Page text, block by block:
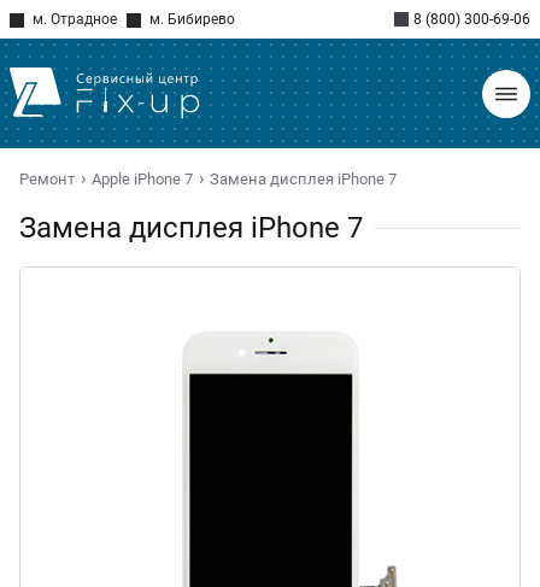
м. Отрадное м. Бибирево 8 (800) 300-69-06
Ремонт Apple iPhone 7 Замена дисплея iPhone 7
Замена дисплея iPhone 7